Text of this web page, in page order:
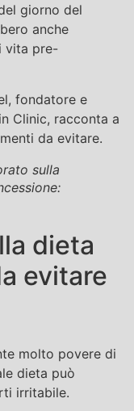
giorno del
anche
vita pre-
fondatore e
Clinic, racconta a
da evitare.
sulla
dieta
evitare
molto povere di
dieta può
irritabile.